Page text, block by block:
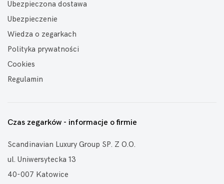
Ubezpieczona dostawa
Ubezpieczenie
Wiedza o zegarkach
Polityka prywatności
Cookies
Regulamin
Czas zegarków - informacje o firmie
Scandinavian Luxury Group SP. Z O.O.
ul. Uniwersytecka 13
40-007 Katowice